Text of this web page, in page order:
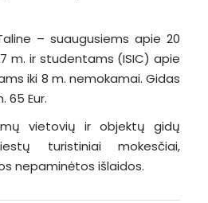
– suaugusiems apie 20
m. ir studentams (ISIC) apie
iki 8 m. nemokamai. Gidas
65 Eur.
vietovių ir objektų gidų
turistiniai mokesčiai,
nepaminėtos išlaidos.